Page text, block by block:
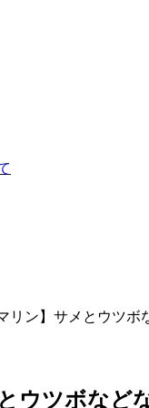
リン】サメとウツボ
ウツボなど